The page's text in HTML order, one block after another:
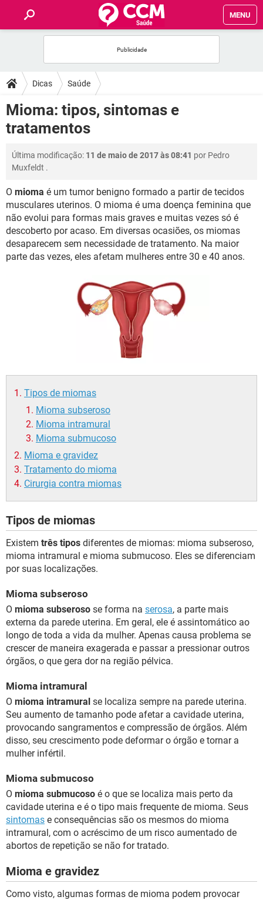
MENU
FÓRUM
SAÚDE
FAMÍLIA
NUTRIÇÃO
BEM-ESTAR
SEXUALIDADE
GLOSSÁRIO
Dicas Saúde
Mioma: tipos, sintomas e
tratamentos
Última modificação: 11 de maio de 2017 às 08:41 por Pedro
Muxfeldt .
O mioma é um tumor benigno formado a partir de tecidos
musculares uterinos. O mioma é uma doença feminina que
não evolui para formas mais graves e muitas vezes só é
descoberto por acaso. Em diversas ocasiões, os miomas
desaparecem sem necessidade de tratamento. Na maior
parte das vezes, eles afetam mulheres entre 30 e 40 anos.
Tipos de miomas
Mioma subseroso
Mioma intramural
Mioma submucoso
Mioma e gravidez
Tratamento do mioma
Cirurgia contra miomas
Tipos de miomas
Existem três tipos diferentes de miomas: mioma subseroso,
mioma intramural e mioma submucoso. Eles se diferenciam
por suas localizações.
Mioma subseroso
O mioma subseroso se forma na serosa, a parte mais
externa da parede uterina. Em geral, ele é assintomático ao
longo de toda a vida da mulher. Apenas causa problema se
crescer de maneira exagerada e passar a pressionar outros
órgãos, o que gera dor na região pélvica.
Mioma intramural
O mioma intramural se localiza sempre na parede uterina.
Seu aumento de tamanho pode afetar a cavidade uterina,
provocando sangramentos e compressão de órgãos. Além
disso, seu crescimento pode deformar o órgão e tornar a
mulher infértil.
Mioma submucoso
O mioma submucoso é o que se localiza mais perto da
cavidade uterina e é o tipo mais frequente de mioma. Seus
sintomas e consequências são os mesmos do mioma
intramural, com o acréscimo de um risco aumentado de
abortos de repetição se não for tratado.
Mioma e gravidez
Como visto, algumas formas de mioma podem provocar